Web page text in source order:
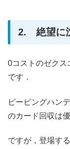
2. 絶望に
0コストのゼクス
です．
ピーピングハン
のカード回収は
ですが，登場す